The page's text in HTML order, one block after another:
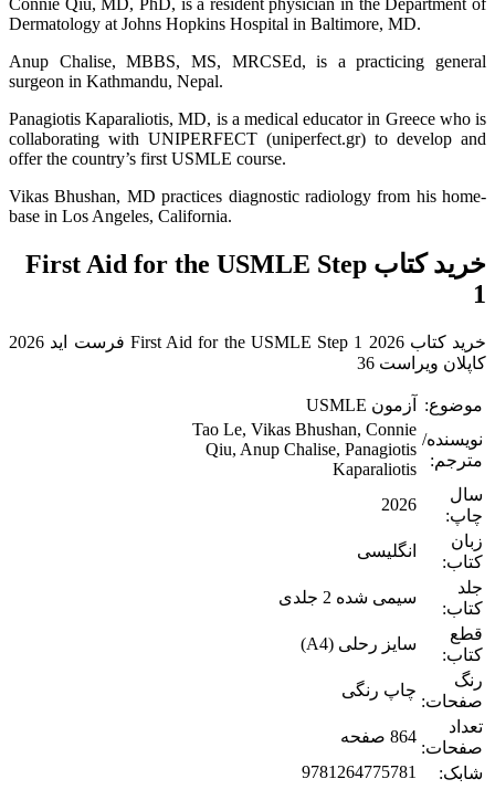
Dermatology at Johns Hopkins Hospital in Baltimore, MD.
Anup Chalise, MBBS, MS, MRCSEd, is a practicing general
surgeon in Kathmandu, Nepal.
Panagiotis Kaparaliotis, MD, is a medical educator in Greece who is
collaborating with UNIPERFECT (uniperfect.gr) to develop and
offer the country’s first USMLE course.
Vikas Bhushan, MD practices diagnostic radiology from his home-
base in Los Angeles, California.
خرید کتاب First Aid for the USMLE Step
1
خرید کتاب First Aid for the USMLE Step 1 2026 فرست اید 2026
کاپلان ویراست 36
موضوع:
آزمون USMLE
نویسنده/
مترجم:
Tao Le, Vikas Bhushan, Connie
Qiu, Anup Chalise, Panagiotis
Kaparaliotis
سال
چاپ:
2026
زبان
کتاب:
انگلیسی
جلد
کتاب:
سیمی شده 2 جلدی
قطع
کتاب:
سایز رحلی (A4)
رنگ
صفحات:
چاپ رنگی
تعداد
صفحات:
864 صفحه
شابک:
9781264775781